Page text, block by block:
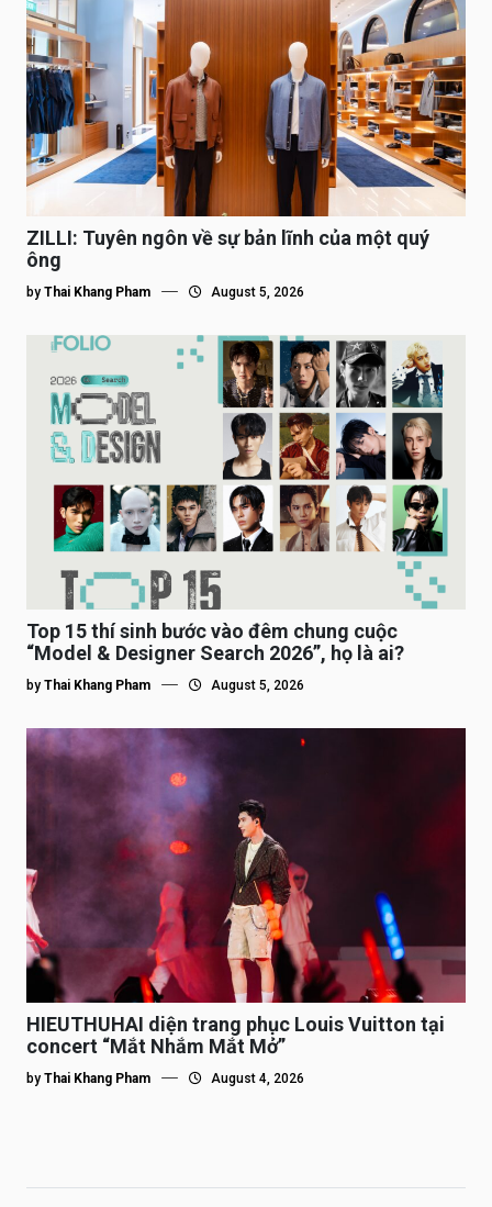
ZILLI: Tuyên ngôn về sự bản lĩnh của một quý
ông
by Thai Khang Pham August 5, 2026
Top 15 thí sinh bước vào đêm chung cuộc
“Model & Designer Search 2026”, họ là ai?
by Thai Khang Pham August 5, 2026
HIEUTHUHAI diện trang phục Louis Vuitton tại
concert “Mắt Nhắm Mắt Mở”
by Thai Khang Pham August 4, 2026